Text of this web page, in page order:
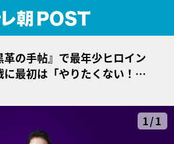
の手帖』で最年少ヒロイン
最初は「やりたくない！
1/1